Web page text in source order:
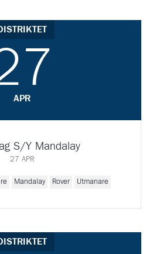
APR
S/Y Mandalay
27 APR
Mandalay Rover Utmanare